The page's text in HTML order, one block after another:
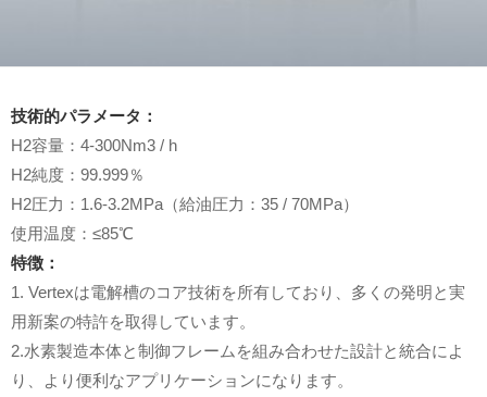
技術的パラメータ：
H2容量：4-300Nm3 / h
H2純度：99.999％
H2圧力：1.6-3.2MPa（給油圧力：35 / 70MPa）
使用温度：≤85℃
特徴：
1. Vertexは電解槽のコア技術を所有しており、多くの発明と実
用新案の特許を取得しています。
2.水素製造本体と制御フレームを組み合わせた設計と統合によ
り、より便利なアプリケーションになります。